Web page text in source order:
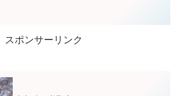
スポンサーリンク